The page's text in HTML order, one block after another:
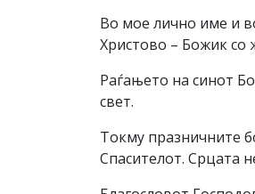
Во мое лично име и
Христово – Божик со
Раѓањето на синот
свет.
Токму празничните
Спасителот. Срцата